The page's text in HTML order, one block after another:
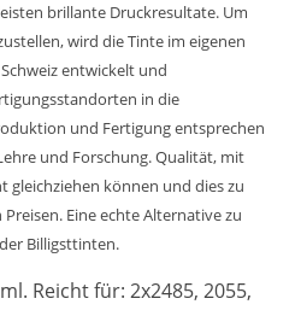
brillante Druckresultate. Um
wird die Tinte im eigenen
entwickelt und
in die
und Fertigung entsprechen
und Forschung. Qualität, mit
gleichziehen können und dies zu
Eine echte Alternative zu
Billigsttinten.
Reicht für: 2x2485, 2055,